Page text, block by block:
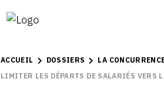
ACCUEIL DOSSIERS
LA
LIMITER LES DÉPARTS DE SALARIÉS VERS